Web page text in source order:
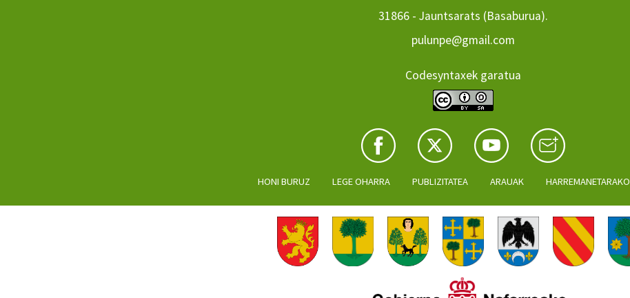
31866 - Jauntsarats (Basaburua).
pulunpe@gmail.com
Codesyntaxek garatua
HONI BURUZ LEGE OHARRA PUBLIZITATEA ARAUAK HARREMANETARAKO